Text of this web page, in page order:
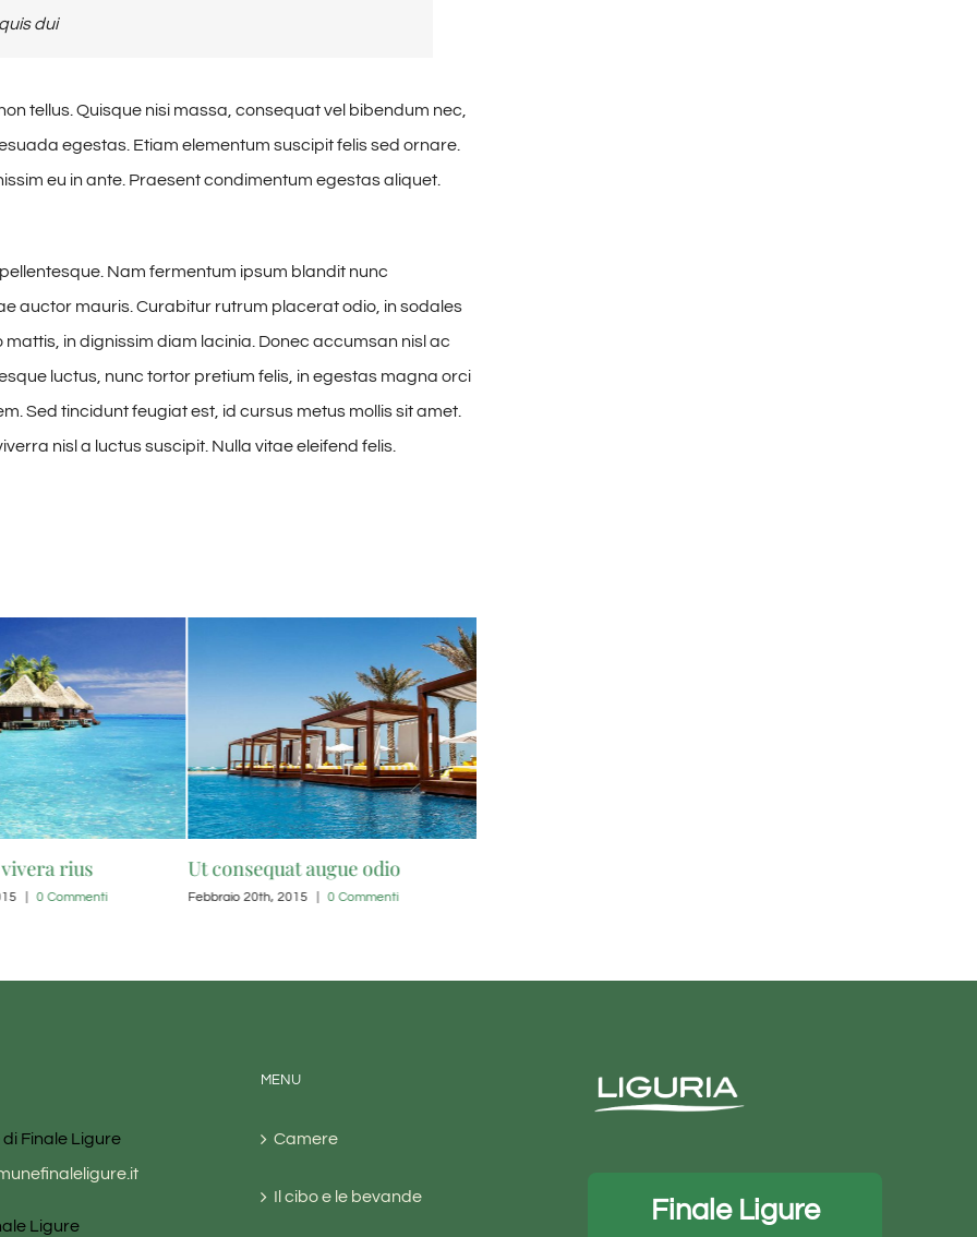
dui
tellus. Quisque nisi massa, consequat vel bibendum nec,
egestas. Etiam elementum suscipit felis sed ornare.
eu in ante. Praesent condimentum egestas aliquet.
Nam fermentum ipsum blandit nunc
auctor mauris. Curabitur rutrum placerat odio, in sodales
in dignissim diam lacinia. Donec accumsan nisl ac
luctus, nunc tortor pretium felis, in egestas magna orci
Sed tincidunt feugiat est, id cursus metus mollis sit amet.
nisl a luctus suscipit. Nulla vitae eleifend felis.
rius
0 Commenti
Ut consequat augue odio
Febbraio 20th, 2015 0 Commenti
Finale Ligure
Ligure
MENU
Camere
Il cibo e le bevande Finale Ligure